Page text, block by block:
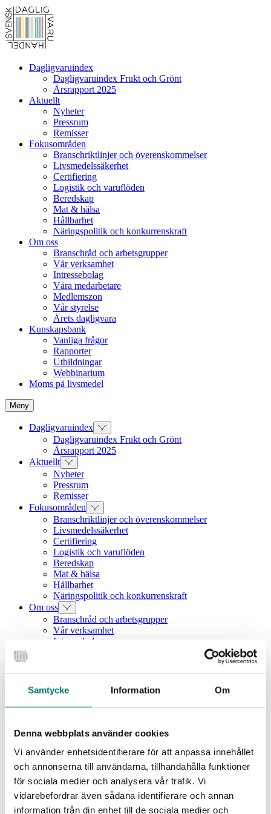
Samtycke Information Om
Denna webbplats använder cookies
Vi använder enhetsidentifierare för att anpassa innehållet
och annonserna till användarna, tillhandahålla funktioner
för sociala medier och analysera vår trafik. Vi
vidarebefordrar även sådana identifierare och annan
information från din enhet till de sociala medier och
Dagligvaruindex
Dagligvaruindex Frukt och Grönt
Årsrapport 2025
Aktuellt
Nyheter
Pressrum
Remisser
Fokusområden
Branschriktlinjer och överenskommelser
Livsmedelssäkerhet
Certifiering
Logistik och varuflöden
Beredskap
Mat & hälsa
Hållbarhet
Näringspolitik och konkurrenskraft
Om oss
Branschråd och arbetsgrupper
Vår verksamhet
Intressebolag
Våra medarbetare
Medlemszon
Vår styrelse
Årets dagligvara
Kunskapsbank
Vanliga frågor
Rapporter
Utbildningar
Webbinarium
Moms på livsmedel
Meny
Dagligvaruindex
Dagligvaruindex Frukt och Grönt
Årsrapport 2025
Aktuellt
Nyheter
Pressrum
Remisser
Fokusområden
Branschriktlinjer och överenskommelser
Livsmedelssäkerhet
Certifiering
Logistik och varuflöden
Beredskap
Mat & hälsa
Hållbarhet
Näringspolitik och konkurrenskraft
Om oss
Branschråd och arbetsgrupper
Vår verksamhet
Intressebolag
Vår styrelse
Årets dagligvara
Kunskapsbank
Vanliga frågor
Utbildningar
Webbinarium
Moms på livsmedel
Nyhet
Svensk Dagligvaruhandel